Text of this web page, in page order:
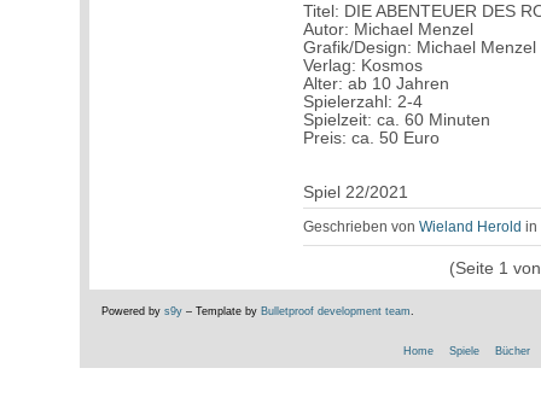
Titel: DIE ABENTEUER DES
Autor: Michael Menzel
Grafik/Design: Michael Menzel
Verlag: Kosmos
Alter: ab 10 Jahren
Spielerzahl: 2-4
Spielzeit: ca. 60 Minuten
Preis: ca. 50 Euro
Spiel 22/2021
Geschrieben vonWieland Herold in
(Seite 1
Powered by s9y– Template by Bulletproof development team.
Home Spiele Bücher